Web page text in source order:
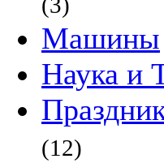
Машины
Наука и
(12)